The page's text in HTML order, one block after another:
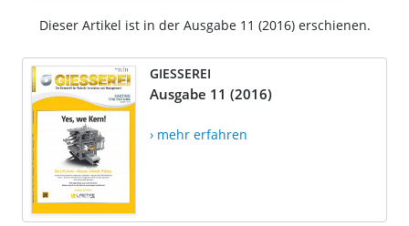
Dieser Artikel ist in der Ausgabe 11 (2016) erschienen.
GIESSEREI
Ausgabe 11 (2016)
› mehr erfahren